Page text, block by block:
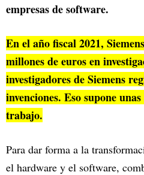
empresas de software.
En el año fiscal 2021,
millones de euros en
investigadores de Siemens
invenciones. Eso supone
trabajo.
Para dar forma a la
el hardware y el software,